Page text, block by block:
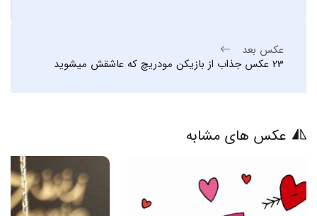
عکس بعد
23 عکس جذاب از بازیکن مودریچ که عاشقش میشوید
عکس های مشابه